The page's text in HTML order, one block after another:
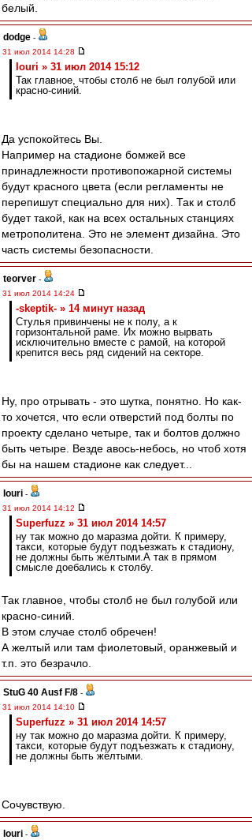
белый.
dodge -
31 июл 2014 14:28
Iouri » 31 июл 2014 15:12
Так главное, чтобы столб не был голубой или
красно-синий.
Да успокойтесь Вы.
Например на стадионе бомжей все
принадлежности противопожарной системы
будут красного цвета (если регламенты не
перепишут специально для них). Так и столб
будет такой, как на всех остальных станциях
метрополитена. Это не элемент дизайна. Это
часть системы безопасности.
teorver -
31 июл 2014 14:24
-skeptik- » 14 минут назад
Стулья привинчены не к полу, а к
горизонтальной раме. Их можно вырвать
исключительно вместе с рамой, на которой
крепится весь ряд сидений на секторе.
Ну, про отрывать - это шутка, понятно. Но как-
то хочется, что если отверстий под болты по
проекту сделано четыре, так и болтов должно
быть четыре. Везде авось-небось, но чтоб хотя
бы на нашем стадионе как следует...
Iouri -
31 июл 2014 14:12
Superfuzz » 31 июл 2014 14:57
ну так можно до маразма дойти. К примеру,
такси, которые будут подъезжать к стадиону,
не должны быть жёлтыми.А так в прямом
смысле доебались к столбу.
Так главное, чтобы столб не был голубой или
красно-синий.
В этом случае столб обречен!
А желтый или там фиолетовый, оранжевый и
т.п. это безрачло.
StuG 40 Ausf F/8 -
31 июл 2014 14:10
Superfuzz » 31 июл 2014 14:57
ну так можно до маразма дойти. К примеру,
такси, которые будут подъезжать к стадиону,
не должны быть жёлтыми.
Сочувствую.
Iouri -